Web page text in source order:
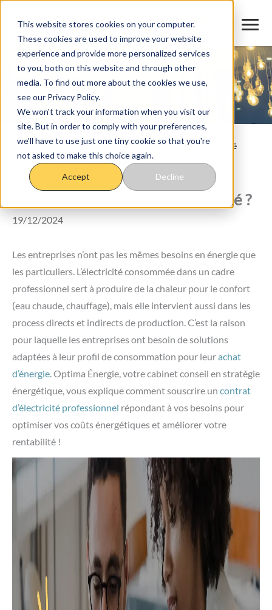
This website stores cookies on your computer.
These cookies are used to improve your website
experience and provide more personalized services
to you, both on this website and through other
media. To find out more about the cookies we use,
see our Privacy Policy.
We won't track your information when you visit our
site. But in order to comply with your preferences,
we'll have to use just one tiny cookie so that you're
not asked to make this choice again.
Accept Decline
contenu
Accueil>Blog>Comment souscrire un contrat d’électricité
professionnel adapté ?
Comment souscrire un contrat
d’électricité professionnel adapté ?
19/12/2024
Les entreprises n’ont pas les mêmes besoins en énergie que
les particuliers. L’électricité consommée dans un cadre
professionnel sert à produire de la chaleur pour le confort
(eau chaude, chauffage), mais elle intervient aussi dans les
process directs et indirects de production. C’est la raison
pour laquelle les entreprises ont besoin de solutions
adaptées à leur profil de consommation pour leurachat
d’énergie . Optima Énergie, votre cabinet conseil en stratégie
énergétique, vous explique comment souscrire un contrat
d’électricité​ professionnel répondant à vos besoins pour
optimiser vos coûts énergétiques et améliorer votre
rentabilité !